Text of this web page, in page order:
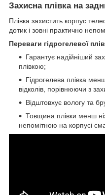
Захисна плівка на
Плівка захистить корпус
дотик і зовні практично
Переваги гідрогелевої
Гарантує надійніший
плівкою;
Гідрогелева плівка
відколів, порівнюючи з
Відштовхує вологу та
Товщина плівки менш
непомітною на корпусі